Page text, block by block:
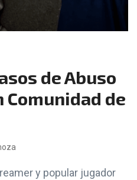
de Abuso
Comunidad de
y popular jugador